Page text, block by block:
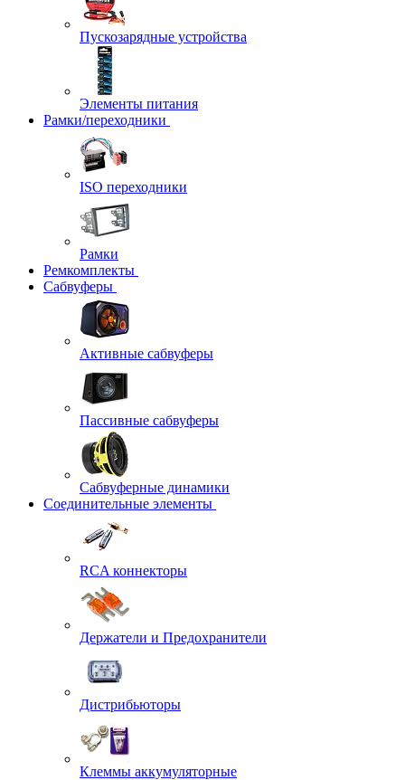
Пускозарядные устройства
Элементы питания
Рамки/переходники
ISO переходники
Рамки
Ремкомплекты
Сабвуферы
Активные сабвуферы
Пассивные сабвуферы
Сабвуферные динамики
Соединительные элементы
RCA коннекторы
Держатели и Предохранители
Дистрибьюторы
Клеммы аккумуляторные